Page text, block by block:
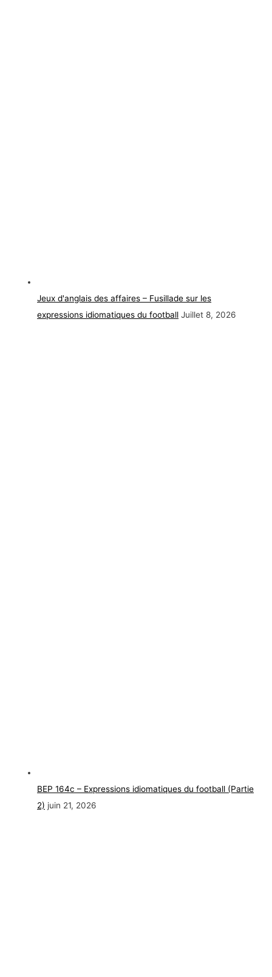
Jeux d'anglais des affaires – Fusillade sur les
expressions idiomatiques du football Juillet 8, 2026
BEP 164c – Expressions idiomatiques du football (Partie
2) juin 21, 2026